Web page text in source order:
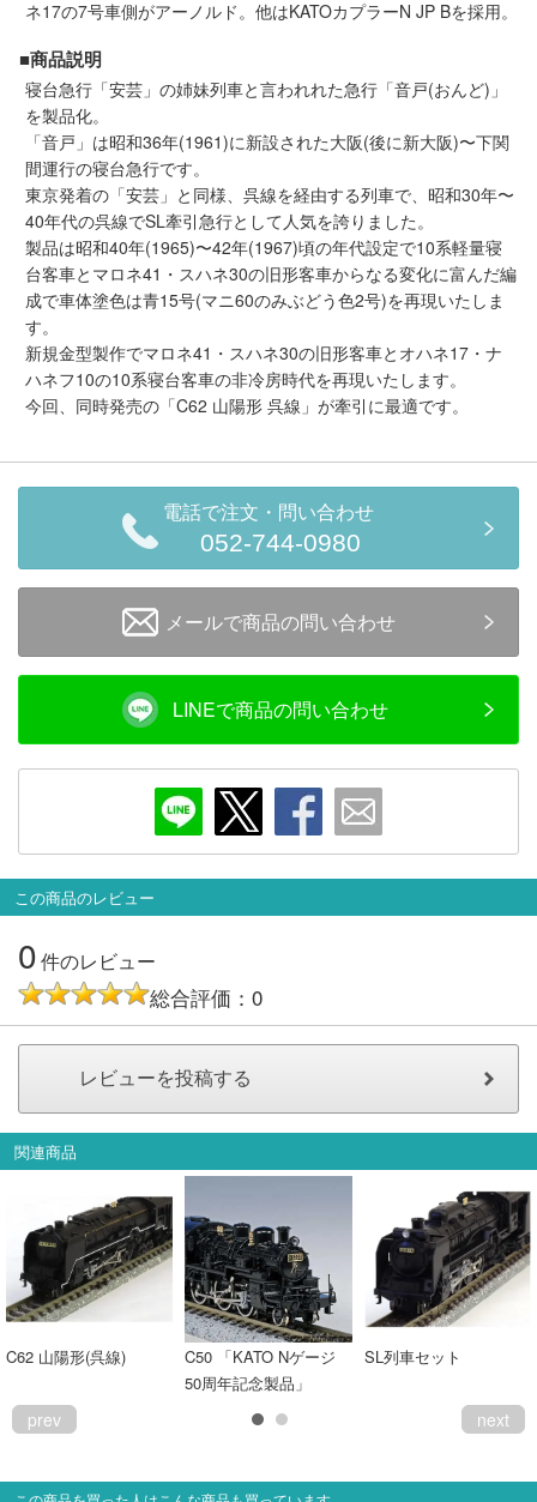
ネ17の7号車側がアーノルド。他はKATOカプラーN JP Bを採用。
■商品説明
寝台急行「安芸」の姉妹列車と言われれた急行「音戸(おんど)」
を製品化。
「音戸」は昭和36年(1961)に新設された大阪(後に新大阪)〜下関
間運行の寝台急行です。
東京発着の「安芸」と同様、呉線を経由する列車で、昭和30年〜
40年代の呉線でSL牽引急行として人気を誇りました。
製品は昭和40年(1965)〜42年(1967)頃の年代設定で10系軽量寝
台客車とマロネ41・スハネ30の旧形客車からなる変化に富んだ編
成で車体塗色は青15号(マニ60のみぶどう色2号)を再現いたしま
す。
新規金型製作でマロネ41・スハネ30の旧形客車とオハネ17・ナ
ハネフ10の10系寝台客車の非冷房時代を再現いたします。
今回、同時発売の「C62 山陽形 呉線」が牽引に最適です。
電話で注文・問い合わせ
052-744-0980
メールで商品の問い合わせ
LINEで商品の問い合わせ
この商品のレビュー
0件のレビュー
総合評価：0
関連商品
C62 山陽形(呉線)
C50 「KATO Nゲージ
50周年記念製品」
SL列車セット
prev next